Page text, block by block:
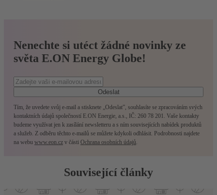
Nenechte si utéct žádné novinky ze
světa E.ON Energy Globe!
Odeslat
Tím, že uvedete svůj e-mail a stisknete „Odeslat”, souhlasíte se zpracováním svých
kontaktních údajů společností E.ON Energie, a.s., IČ: 260 78 201. Vaše kontakty
budeme využívat jen k zasílání newsletteru a s ním souvisejících nabídek produktů
a služeb. Z odběru těchto e-mailů se můžete kdykoli odhlásit. Podrobnosti najdete
na webu www.eon.cz v části Ochrana osobních údajů
Související články